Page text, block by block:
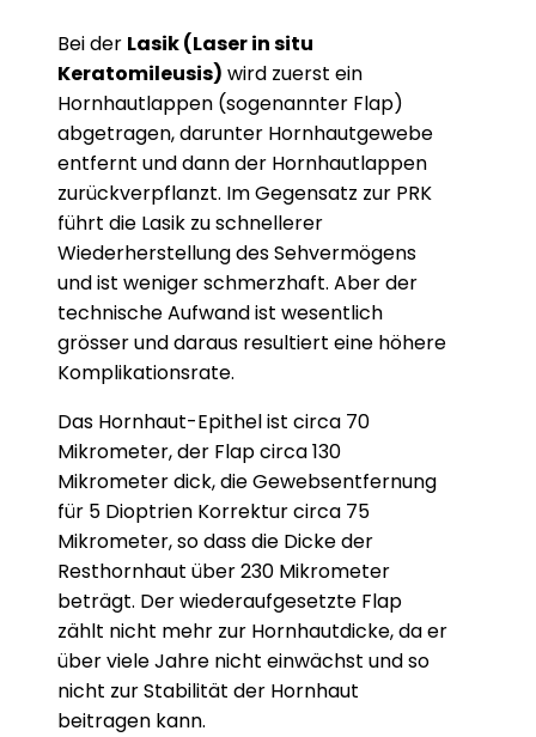
Bei der Lasik (Laser in situ
Keratomileusis) wird zuerst ein
Hornhautlappen (sogenannter Flap)
abgetragen, darunter Hornhautgewebe
entfernt und dann der Hornhautlappen
zurückverpflanzt. Im Gegensatz zur PRK
führt die Lasik zu schnellerer
Wiederherstellung des Sehvermögens
und ist weniger schmerzhaft. Aber der
technische Aufwand ist wesentlich
grösser und daraus resultiert eine höhere
Komplikationsrate.
Das Hornhaut-Epithel ist circa 70
Mikrometer, der Flap circa 130
Mikrometer dick, die Gewebsentfernung
für 5 Dioptrien Korrektur circa 75
Mikrometer, so dass die Dicke der
Resthornhaut über 230 Mikrometer
beträgt. Der wiederaufgesetzte Flap
zählt nicht mehr zur Hornhautdicke, da er
über viele Jahre nicht einwächst und so
nicht zur Stabilität der Hornhaut
beitragen kann.